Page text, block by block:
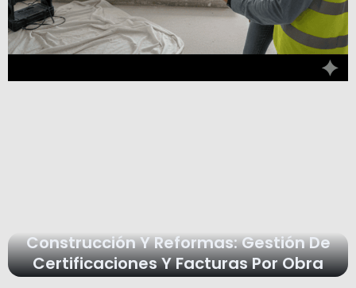
Construcción Y Reformas: Gestión De
Certificaciones Y Facturas Por Obra